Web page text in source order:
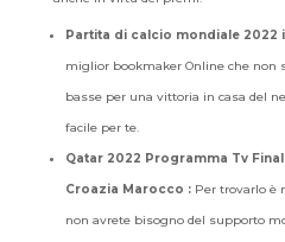
Partita di calcio mondiale 2022
miglior bookmaker Online che non
basse per una vittoria in casa del
facile per te.
Qatar 2022 Programma Tv
Croazia Marocco :Per trovarlo è
non avrete bisogno del supporto